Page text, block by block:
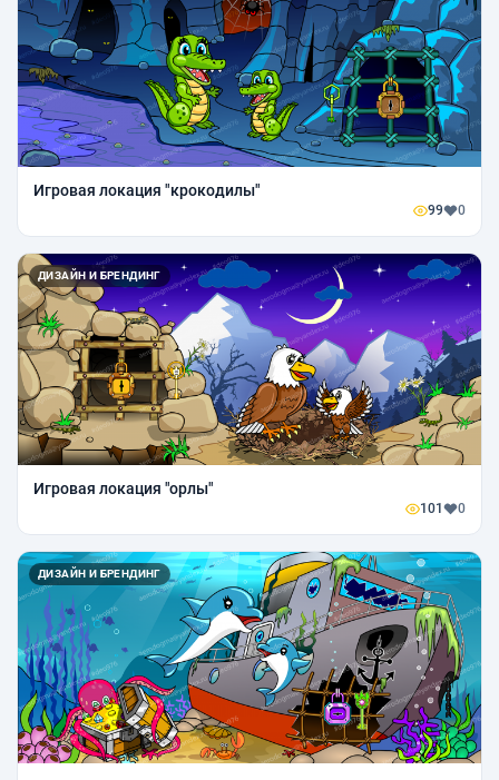
Игровая локация "крокодилы"
99 0
ДИЗАЙН И БРЕНДИНГ
Игровая локация "орлы"
101 0
ДИЗАЙН И БРЕНДИНГ